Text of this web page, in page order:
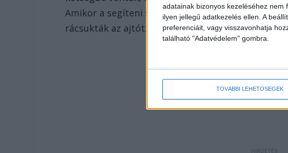
adatainak bizonyos kezeléséhez nem
ilyen jellegű adatkezelés ellen. A
preferenciáit, vagy visszavonhatja
található "Adatvédelem" gombra.
TOVÁBBI LEHETŐSÉGEK
Amikor a segíteni szándékozó férfi kérdőre vonta
rácsukták az ajtót.